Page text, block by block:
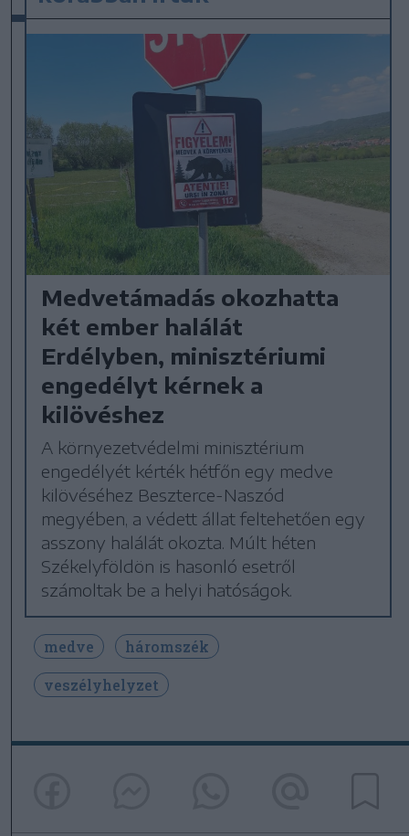
Medvetámadás okozhatta
két ember halálát
Erdélyben, minisztériumi
engedélyt kérnek a
kilövéshez
A környezetvédelmi minisztérium
engedélyét kérték hétfőn egy medve
kilövéséhez Beszterce-Naszód
megyében, a védett állat feltehetően egy
asszony halálát okozta. Múlt héten
Székelyföldön is hasonló esetről
számoltak be a helyi hatóságok.
medve
háromszék
veszélyhelyzet